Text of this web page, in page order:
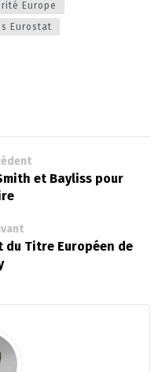
Europe
Eurostat
et Bayliss pour
du Titre Européen de